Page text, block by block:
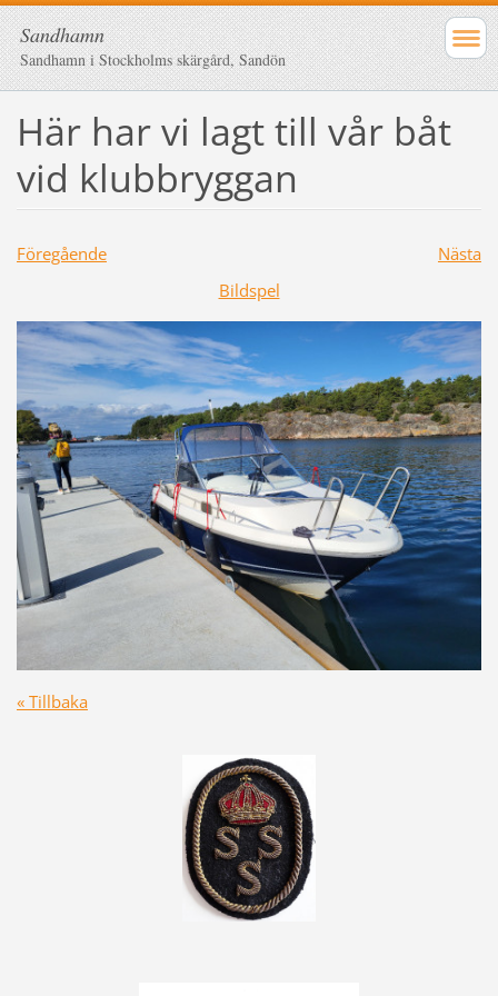
Sandhamn
Sandhamn i Stockholms skärgård, Sandön
Här har vi lagt till vår båt
vid klubbryggan
Föregående
Nästa
Bildspel
« Tillbaka